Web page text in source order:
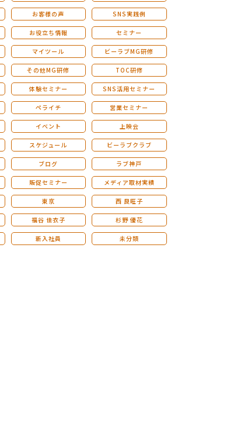
お客様の声 SNS実践例
お役立ち情報 セミナー
マイツール ビーラブMG研修
その他MG研修 TOC研修
体験セミナー SNS活用セミナー
ペライチ 営業セミナー
イベント 上映会
スケジュール ビーラブクラブ
ブログ ラブ神戸
販促セミナー メディア取材実績
東京 西 良旺子
福谷 佳衣子 杉野 優花
新入社員 未分類